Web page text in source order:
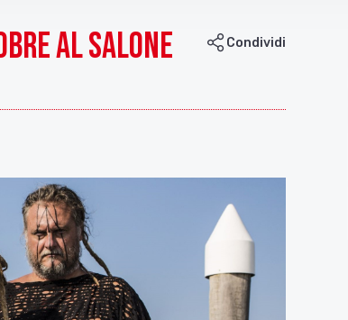
al Salone Condividi